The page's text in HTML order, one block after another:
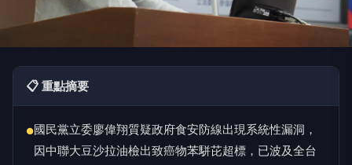
📋 重點摘要
●國民黨立委廖偉翔質疑政府食安防線出現系統性漏洞，
因中聯大豆沙拉油檢出致癌物苯駢芘超標，已波及全台